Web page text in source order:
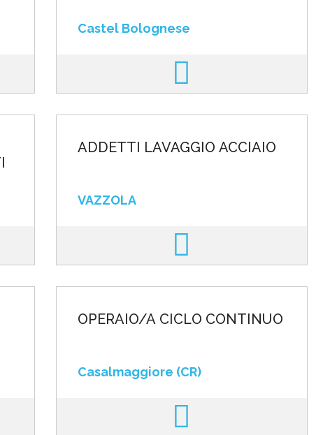
Castel Bolognese
ADDETTI LAVAGGIO ACCIAIO
VAZZOLA
OPERAIO/A CICLO CONTINUO
Casalmaggiore (CR)